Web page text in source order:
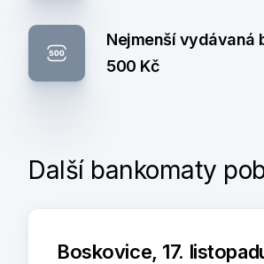
Nejmenší vydávaná
500 Kč
Další bankomaty
Boskovice, 17.